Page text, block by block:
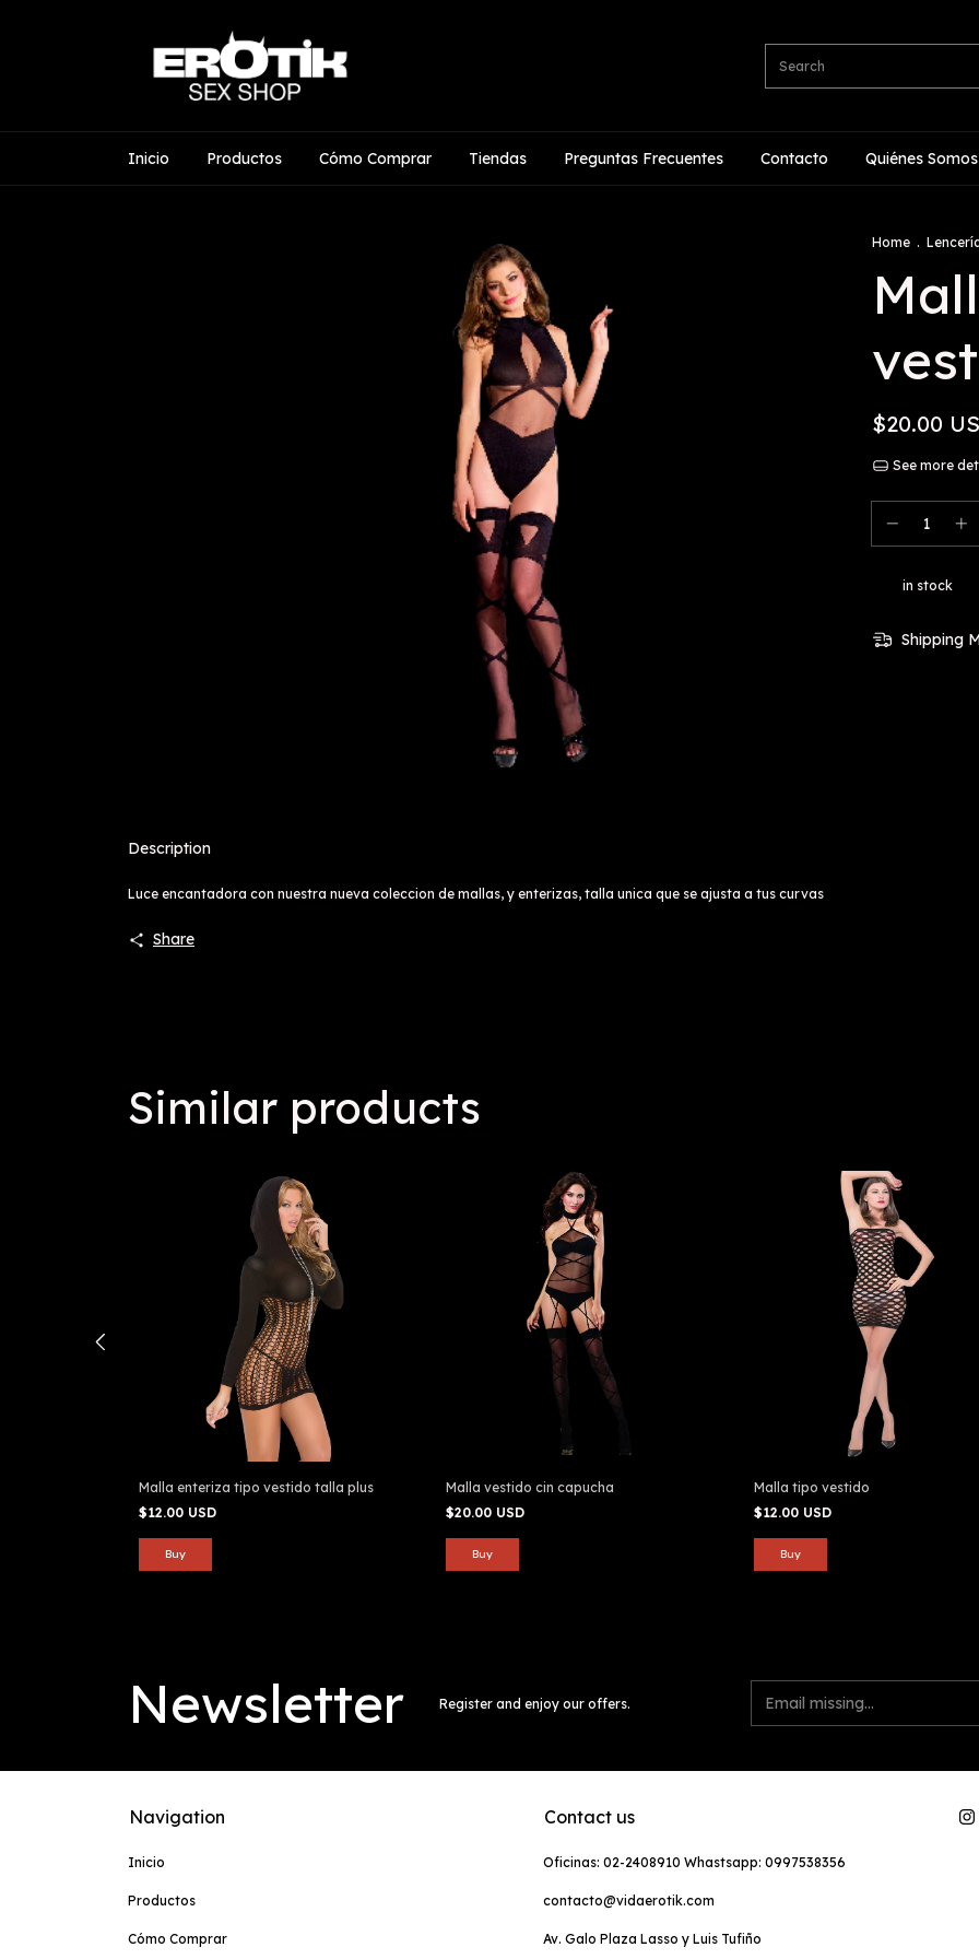
Inicio Productos Cómo Comprar Tiendas Preguntas Frecuentes Contacto Quiénes Somos
Home .
$20.00
See more
in stock
Shipping
Description
Luce encantadora con nuestra nueva coleccion de mallas, y enterizas, talla unica que se ajusta a tus curvas
Share
Similar products
Malla enteriza tipo vestido talla plus
$12.00 USD
Malla vestido cin capucha
$20.00 USD
Malla tipo vestido
$12.00 USD
Newsletter Register and enjoy our offers.
Navigation
Inicio
Productos
Cómo Comprar
Contact us
Oficinas: 02-2408910 Whastsapp: 0997538356
contacto@vidaerotik.com
Av. Galo Plaza Lasso y Luis Tufiño